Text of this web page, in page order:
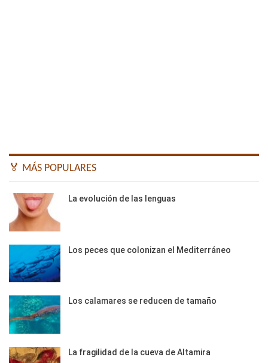
🏅 MÁS POPULARES
La evolución de las lenguas
Los peces que colonizan el Mediterráneo
Los calamares se reducen de tamaño
La fragilidad de la cueva de Altamira